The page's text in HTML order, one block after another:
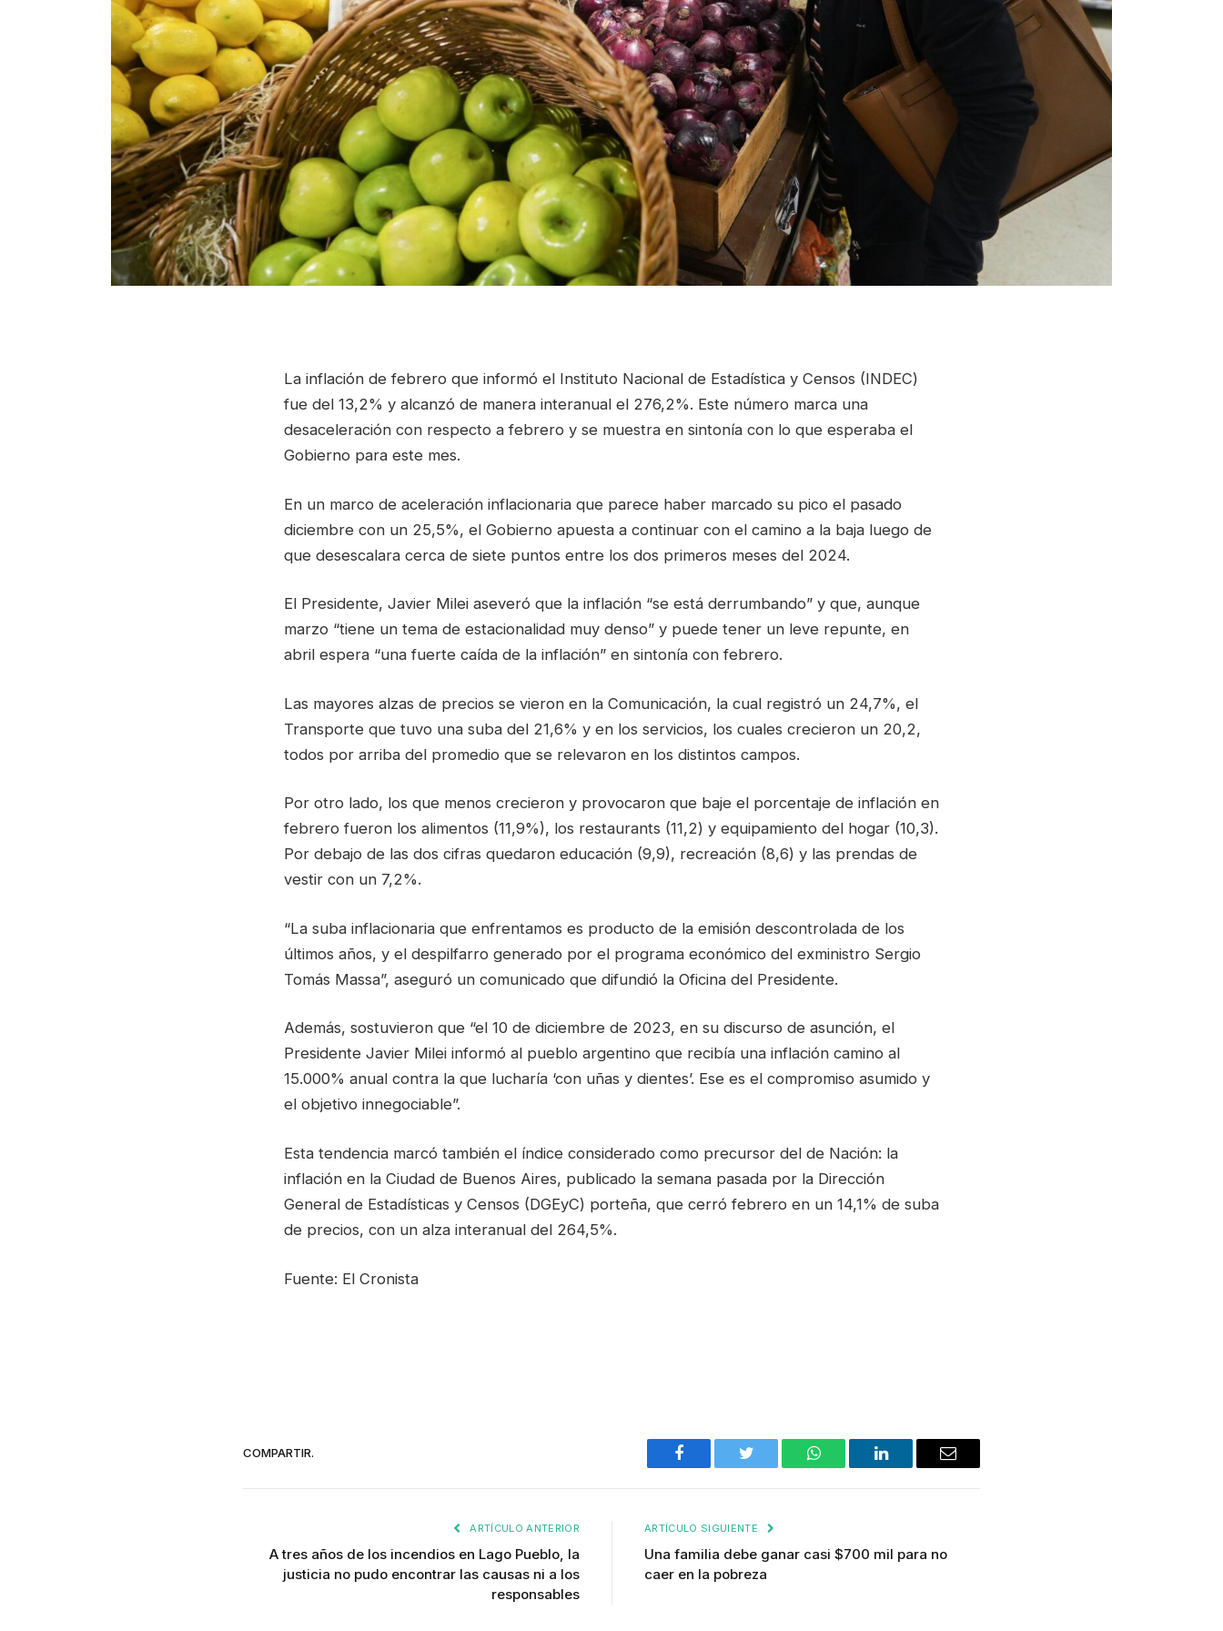
La inflación de febrero que informó el Instituto Nacional de Estadística y Censos (INDEC)
fue del 13,2% y alcanzó de manera interanual el 276,2%. Este número marca una
desaceleración con respecto a febrero y se muestra en sintonía con lo que esperaba el
Gobierno para este mes.
En un marco de aceleración inflacionaria que parece haber marcado su pico el pasado
diciembre con un 25,5%, el Gobierno apuesta a continuar con el camino a la baja luego de
que desescalara cerca de siete puntos entre los dos primeros meses del 2024.
El Presidente, Javier Milei aseveró que la inflación “se está derrumbando” y que, aunque
marzo “tiene un tema de estacionalidad muy denso” y puede tener un leve repunte, en
abril espera “una fuerte caída de la inflación” en sintonía con febrero.
Las mayores alzas de precios se vieron en la Comunicación, la cual registró un 24,7%, el
Transporte que tuvo una suba del 21,6% y en los servicios, los cuales crecieron un 20,2,
todos por arriba del promedio que se relevaron en los distintos campos.
Por otro lado, los que menos crecieron y provocaron que baje el porcentaje de inflación en
febrero fueron los alimentos (11,9%), los restaurants (11,2) y equipamiento del hogar (10,3).
Por debajo de las dos cifras quedaron educación (9,9), recreación (8,6) y las prendas de
vestir con un 7,2%.
“La suba inflacionaria que enfrentamos es producto de la emisión descontrolada de los
últimos años, y el despilfarro generado por el programa económico del exministro Sergio
Tomás Massa”, aseguró un comunicado que difundió la Oficina del Presidente.
Además, sostuvieron que “el 10 de diciembre de 2023, en su discurso de asunción, el
Presidente Javier Milei informó al pueblo argentino que recibía una inflación camino al
15.000% anual contra la que lucharía ‘con uñas y dientes’. Ese es el compromiso asumido y
el objetivo innegociable”.
Esta tendencia marcó también el índice considerado como precursor del de Nación: la
inflación en la Ciudad de Buenos Aires, publicado la semana pasada por la Dirección
General de Estadísticas y Censos (DGEyC) porteña, que cerró febrero en un 14,1% de suba
de precios, con un alza interanual del 264,5%.
Fuente: El Cronista
COMPARTIR.
Facebook Twitter WhatsAppLinkedIn Email
ARTÍCULO ANTERIOR
A tres años de los incendios en Lago Pueblo, la
justicia no pudo encontrar las causas ni a los
responsables
ARTÍCULO SIGUIENTE
Una familia debe ganar casi $700 mil para no
caer en la pobreza